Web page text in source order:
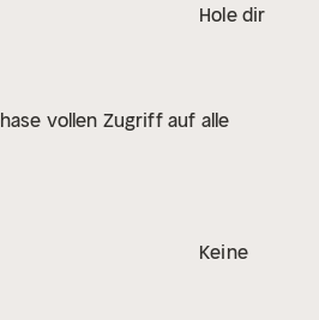
Hole dir
vollen Zugriff auf alle
Keine